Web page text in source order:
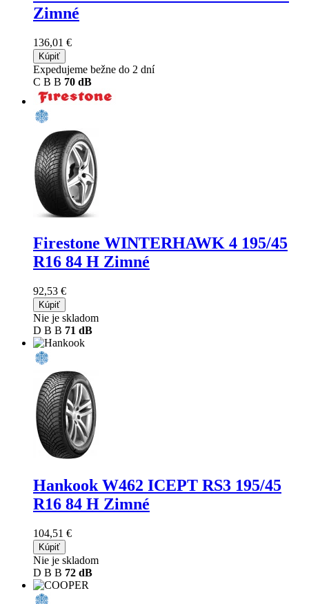
Zimné
136,01 €
Kúpiť
Expedujeme bežne do 2 dní
C B B 70 dB
Firestone WINTERHAWK 4 195/45
R16 84 H Zimné
92,53 €
Kúpiť
Nie je skladom
D B B 71 dB
Hankook W462 ICEPT RS3 195/45
R16 84 H Zimné
104,51 €
Kúpiť
Nie je skladom
D B B 72 dB